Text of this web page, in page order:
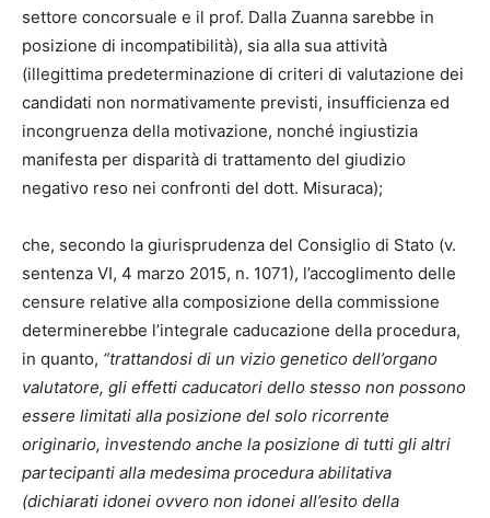
settore concorsuale e il prof. Dalla Zuanna sarebbe in
posizione di incompatibilità), sia alla sua attività
(illegittima predeterminazione di criteri di valutazione dei
candidati non normativamente previsti, insufficienza ed
incongruenza della motivazione, nonché ingiustizia
manifesta per disparità di trattamento del giudizio
negativo reso nei confronti del dott. Misuraca);
che, secondo la giurisprudenza del Consiglio di Stato (v.
sentenza VI, 4 marzo 2015, n. 1071), l’accoglimento delle
censure relative alla composizione della commissione
determinerebbe l’integrale caducazione della procedura,
in quanto, “trattandosi di un vizio genetico dell’organo
valutatore, gli effetti caducatori dello stesso non possono
essere limitati alla posizione del solo ricorrente
originario, investendo anche la posizione di tutti gli altri
partecipanti alla medesima procedura abilitativa
(dichiarati idonei ovvero non idonei all’esito della